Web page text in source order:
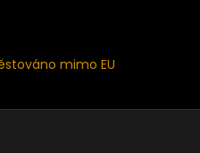
mimo EU